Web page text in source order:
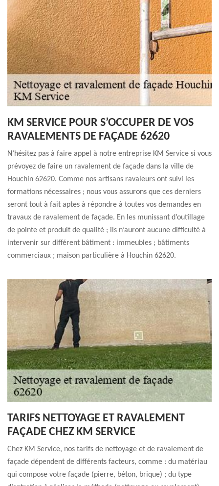
KM SERVICE POUR S’OCCUPER DE VOS
RAVALEMENTS DE FAÇADE 62620
N’hésitez pas à faire appel à notre entreprise KM Service si vous
prévoyez de faire un ravalement de façade dans la ville de
Houchin 62620. Comme nos artisans ravaleurs ont suivi les
formations nécessaires ; nous vous assurons que ces derniers
seront tout à fait aptes à répondre à toutes vos demandes en
travaux de ravalement de façade. En les munissant d’outillage
de pointe et produit de qualité ; ils n’auront aucune difficulté à
intervenir sur différent bâtiment : immeubles ; bâtiments
commerciaux ; maison particulière à Houchin 62620.
TARIFS NETTOYAGE ET RAVALEMENT
FAÇADE CHEZ KM SERVICE
Chez KM Service, nos tarifs de nettoyage et de ravalement de
façade dépendent de différents facteurs, comme : du matériau
qui compose votre façade (pierre, béton, brique) ; du type